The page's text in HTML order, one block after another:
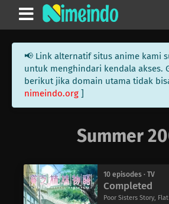
📢 Link alternatif situs anime kami
untuk menghindari kendala akses.
berikut jika domain utama tidak
nimeindo.org ]
Summer
10 episodes · TV
Completed